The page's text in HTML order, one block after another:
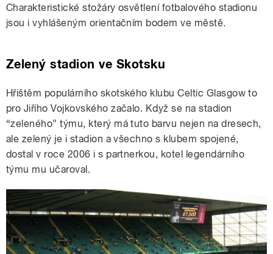
Charakteristické stožáry osvětlení fotbalového stadionu
jsou i vyhlášeným orientačním bodem ve městě.
Zelený stadion ve Skotsku
Hřištěm populárního skotského klubu Celtic Glasgow to
pro Jiřího Vojkovského začalo. Když se na stadion
“zeleného” týmu, který má tuto barvu nejen na dresech,
ale zelený je i stadion a všechno s klubem spojené,
dostal v roce 2006 i s partnerkou, kotel legendárního
týmu mu učaroval.